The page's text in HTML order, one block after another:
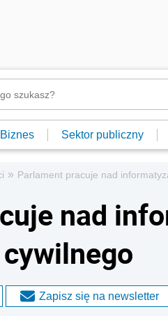
Biznes Sektor publiczny
» Parlament pracuje nad
nad
Zapisz się na newsletter